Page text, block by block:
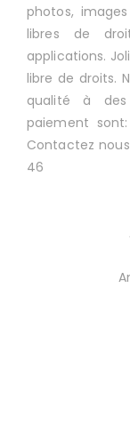
photos,
libres de
applications.
libre de droits.
qualité à
paiement
Contactez
46